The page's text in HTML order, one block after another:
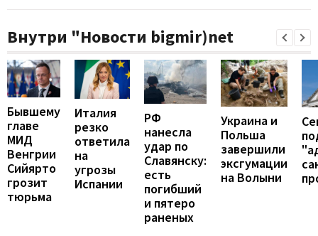
Внутри "Новости bigmir)net
Бывшему
главе
МИД
Венгрии
Сийярто
грозит
тюрьма
Италия
резко
ответила
на
угрозы
Испании
РФ
нанесла
удар по
Славянску:
есть
погибший
и пятеро
раненых
Украина и
Польша
завершили
эксгумации
на Волыни